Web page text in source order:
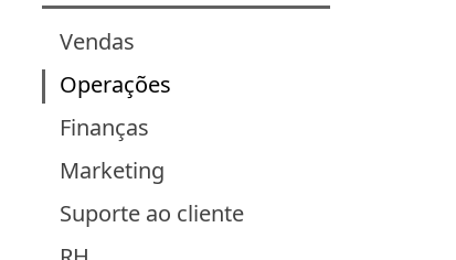
Vendas
Operações
Finanças
Marketing
Suporte ao cliente